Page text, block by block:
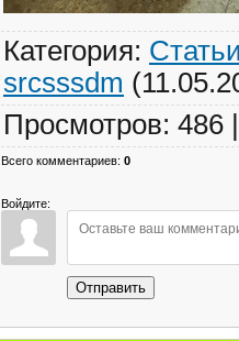
Категория:
srcsssdm
Просмотров: 486
Всего комментариев: 0
Войдите:
Отправить